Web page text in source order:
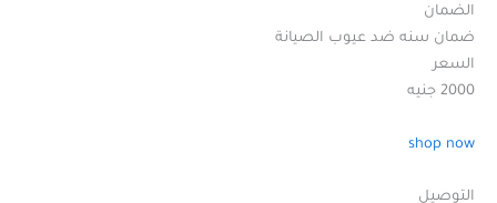
الضمان
ضمان سنه ضد عيوب الصيانة
السعر
2000 جنيه
shop now
التوصيل